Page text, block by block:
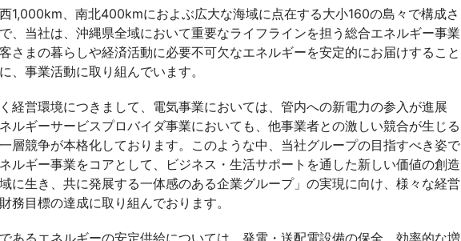
1,000km、南北400kmにおよぶ広大な海域に点在する大小160の島々で構成さ
、当社は、沖縄県全域において重要なライフラインを担う総合エネルギー事業
さまの暮らしや経済活動に必要不可欠なエネルギーを安定的にお届けすること
、事業活動に取り組んでいます。
経営環境につきまして、電気事業においては、管内への新電力の参入が進展
ルギーサービスプロバイダ事業においても、他事業者との激しい競合が生じる
層競争が本格化しております。このような中、当社グループの目指すべき姿で
ルギー事業をコアとして、ビジネス・生活サポートを通した新しい価値の創造
に生き、共に発展する一体感のある企業グループ」の実現に向け、様々な経営
務目標の達成に取り組んでおります。
あるエネルギーの安定供給については、発電・送配電設備の保全、効率的な増